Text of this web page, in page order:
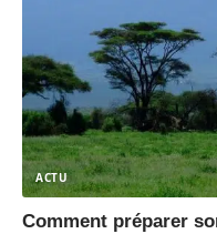
ACTU
Comment préparer